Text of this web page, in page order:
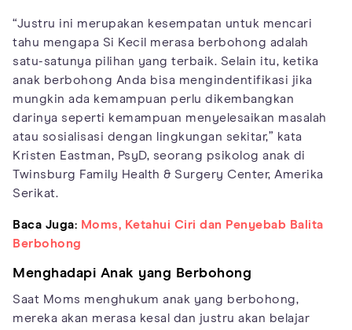
“Justru ini merupakan kesempatan untuk mencari
tahu mengapa Si Kecil merasa berbohong adalah
satu-satunya pilihan yang terbaik. Selain itu, ketika
anak berbohong Anda bisa mengindentifikasi jika
mungkin ada kemampuan perlu dikembangkan
darinya seperti kemampuan menyelesaikan masalah
atau sosialisasi dengan lingkungan sekitar,” kata
Kristen Eastman, PsyD, seorang psikolog anak di
Twinsburg Family Health & Surgery Center, Amerika
Serikat.
Baca Juga: Moms, Ketahui Ciri dan Penyebab Balita
Berbohong
Menghadapi Anak yang Berbohong
Saat Moms menghukum anak yang berbohong,
mereka akan merasa kesal dan justru akan belajar